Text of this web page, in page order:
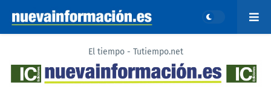
El tiempo - Tutiempo.net